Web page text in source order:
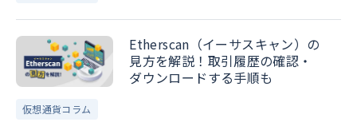
Etherscan（イーサスキャン）の
見方を解説！取引履歴の確認・
ダウンロードする手順も
仮想通貨コラム